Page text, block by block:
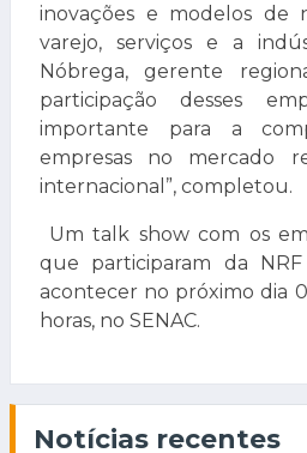
inovações e modelos de
varejo, serviços e a
Nóbrega, gerente
participação desses
importante para a
empresas no mercado
internacional”, completou.
Um talk show com os
que participaram da
acontecer no próximo dia
horas, no SENAC.
Notícias recentes